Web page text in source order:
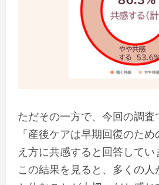
ただその一方で、今回の調査
「産後ケアは早期回復のた
え方に共感すると回答してい
この結果を見ると、多くの